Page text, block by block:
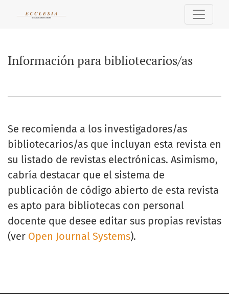
Información para bibliotecarios/as
Se recomienda a los investigadores/as
bibliotecarios/as que incluyan esta revista en
su listado de revistas electrónicas. Asimismo,
cabría destacar que el sistema de
publicación de código abierto de esta revista
es apto para bibliotecas con personal
docente que desee editar sus propias revistas
(ver Open Journal Systems).